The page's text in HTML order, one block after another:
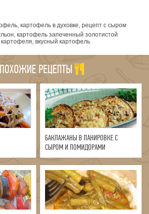
картофель в духовке, рецепт с сыром
картофель запеченный золотистой
картофеля, вкусный картофель
ПОХОЖИЕ РЕЦЕПТЫ
БАКЛАЖАНЫ В ПАНИРОВКЕ С
СЫРОМ И ПОМИДОРАМИ